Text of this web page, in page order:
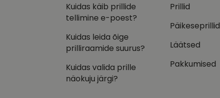
Kuidas käib prillide
tellimine e-poest?
Kuidas leida õige
prilliraamide suurus?
Kuidas valida prille
näokuju järgi?
Prillid
Päikeseprillid
Läätsed
Pakkumised
_ga_VQ82NFQ41G
__kla_id
test_cookie
_fbp